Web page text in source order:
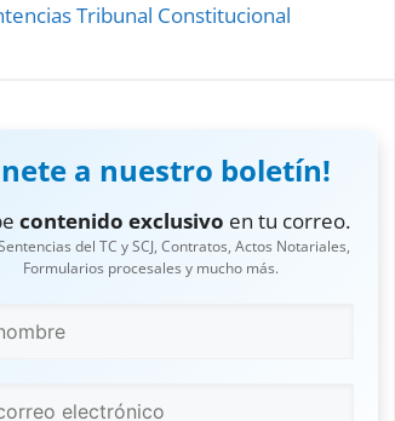
Tribunal Constitucional
a nuestro boletín!
contenido exclusivo en tu correo.
del TC y SCJ, Contratos, Actos Notariales,
Formularios procesales y mucho más.